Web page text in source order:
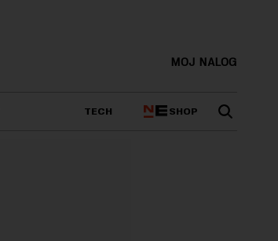
MOJ NALOG
TECH SHOP